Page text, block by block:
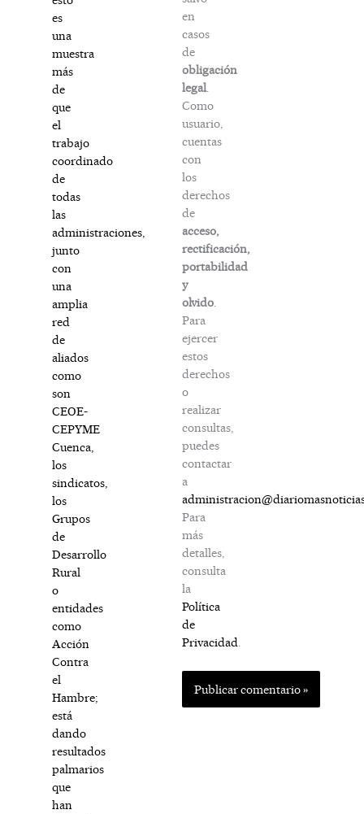
es
una
muestra
más
de
que
el
trabajo
coordinado
de
todas
las
administraciones,
junto
con
una
amplia
red
de
aliados
como
son
CEOE-
CEPYME
Cuenca,
los
sindicatos,
los
Grupos
de
Desarrollo
Rural
o
entidades
como
Acción
Contra
el
Hambre;
está
dando
resultados
palmarios
que
han
en
casos
de
obligación
legal.
Como
usuario,
cuentas
con
los
derechos
de
acceso,
rectificación,
portabilidad
y
olvido.
Para
ejercer
estos
derechos
o
realizar
consultas,
puedes
contactar
a
Para
más
detalles,
consulta
la
Política
de
Privacidad